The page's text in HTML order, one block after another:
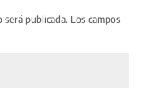
será publicada. Los campos